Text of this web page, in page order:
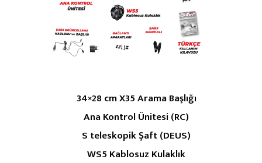
34×28 cm X35 Arama Başlığı
Ana Kontrol Ünitesi (RC)
S teleskopik Şaft (DEUS)
WS5 Kablosuz Kulaklık